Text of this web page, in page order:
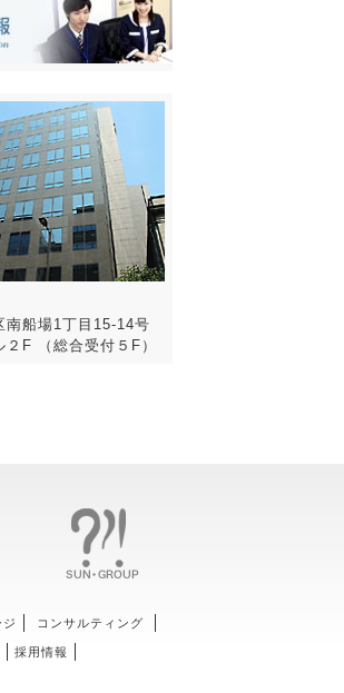
南船場1丁目15-14号
F （総合受付５F）
コンサルティング
採用情報